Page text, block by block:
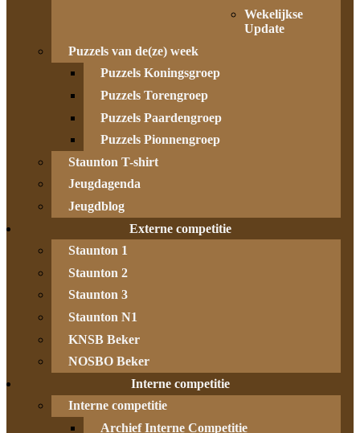
Wekelijkse
Update
Puzzels van de(ze) week
Puzzels Koningsgroep
Puzzels Torengroep
Puzzels Paardengroep
Puzzels Pionnengroep
Staunton T-shirt
Jeugdagenda
Jeugdblog
Externe competitie
Staunton 1
Staunton 2
Staunton 3
Staunton N1
KNSB Beker
NOSBO Beker
Interne competitie
Interne competitie
Archief Interne Competitie